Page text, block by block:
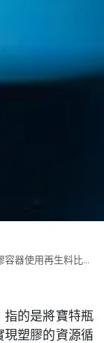
比已達5%【涉己新聞】
指的是將寶特瓶
現塑膠的資源循